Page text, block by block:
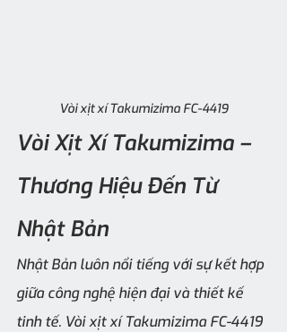
Vòi xịt xí Takumizima FC-4419
Vòi Xịt Xí Takumizima –
Thương Hiệu Đến Từ
Nhật Bản
Nhật Bản luôn nổi tiếng với sự kết hợp
giữa công nghệ hiện đại và thiết kế
tinh tế. Vòi xịt xí Takumizima FC-4419